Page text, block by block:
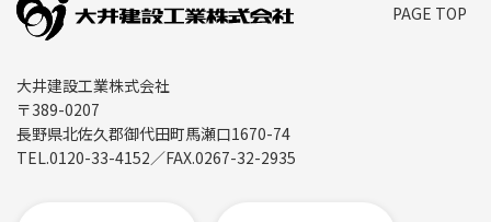
PAGE TOP
大井建設工業株式会社
〒389-0207
長野県北佐久郡御代田町馬瀬口1670-74
TEL.0120-33-4152／FAX.0267-32-2935